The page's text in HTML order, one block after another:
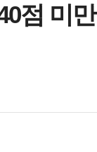
점 미